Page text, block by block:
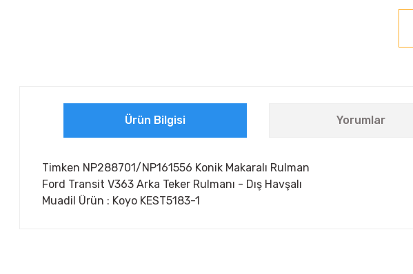
Ürün Bilgisi Yorumlar
Timken NP288701/NP161556 Konik Makaralı Rulman
Ford Transit V363 Arka Teker Rulmanı - Dış Havşalı
Muadil Ürün : Koyo KEST5183-1